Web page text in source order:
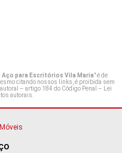
para Escritórios Vila Maria" é de
citando nossos links, é proibida sem
– artigo 184 do Código Penal – Lei
autorais.